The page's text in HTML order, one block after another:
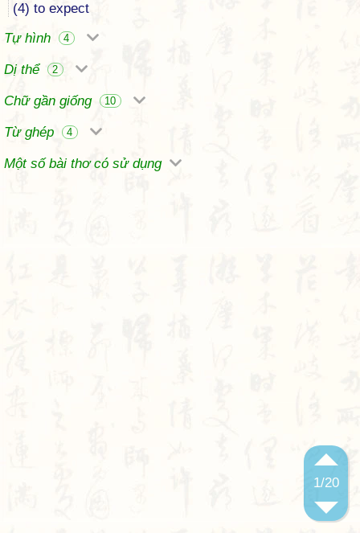
1/20
(4) to expect
Tự hình
4
Dị thể 2
Chữ gần giống 10
Từ ghép 4
Một số bài thơ có sử dụng